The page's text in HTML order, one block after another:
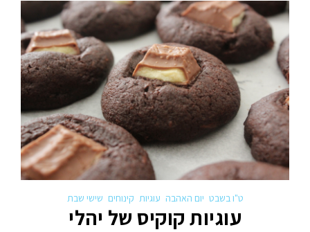
ט"ו בשבט יום האהבה עוגיות קינוחים שישי שבת
עוגיות קוקיס של יהלי